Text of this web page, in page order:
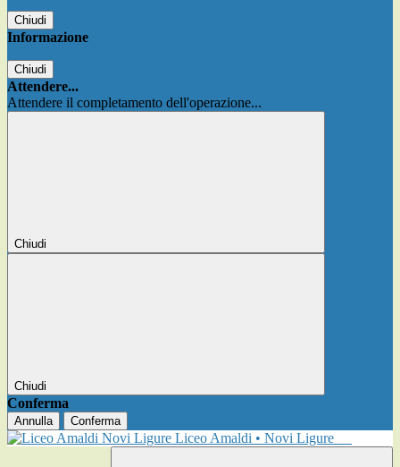
Chiudi
Informazione
Chiudi
Attendere...
Attendere il completamento dell'operazione...
Chiudi
Chiudi
Conferma
Annulla Conferma
Liceo Amaldi • Novi Ligure